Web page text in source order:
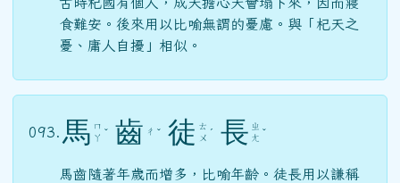
古時杞國有個人，成天擔心天會塌下來，因而寢
食難安。後來用以比喻無謂的憂慮。與「杞天之
憂、庸人自擾」相似。
093. 馬 ㄇ
ㄚ ˇ 齒 ㄔ ˇ 徒 ㄊ
ㄨ ˊ 長 ㄓ
ㄤ ˇ
馬齒隨著年歲而增多，比喻年齡。徒長用以謙稱